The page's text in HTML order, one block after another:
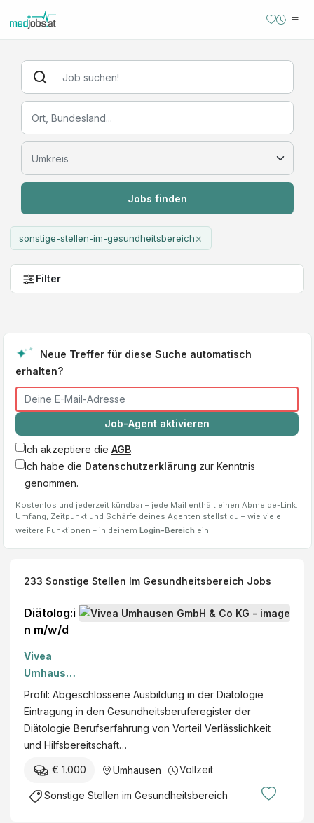
Jobs finden
sonstige-stellen-im-gesundheitsbereich×
Filter
Neue Treffer für diese Suche automatisch
erhalten?
Job-Agent aktivieren
Ich akzeptiere die AGB.
Ich habe die Datenschutzerklärung zur Kenntnis
genommen.
Kostenlos und jederzeit kündbar – jede Mail enthält einen Abmelde-Link.
Umfang, Zeitpunkt und Schärfe deines Agenten stellst du – wie viele
weitere Funktionen – in deinem Login-Bereich ein.
233 Sonstige Stellen Im Gesundheitsbereich Jobs
Diätolog:i
n m/w/d
Vivea
Umhausen
GmbH &
Co KG
Profil: Abgeschlossene Ausbildung in der Diätologie
Eintragung in den Gesundheitsberuferegister der
Diätologie Berufserfahrung von Vorteil Verlässlichkeit
und Hilfsbereitschaft…
€ 1.000 Umhausen Vollzeit
Sonstige Stellen im Gesundheitsbereich